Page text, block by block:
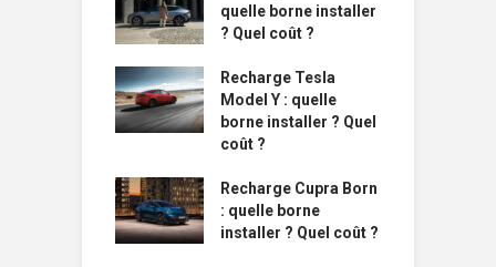
quelle borne installer
? Quel coût ?
Recharge Tesla
Model Y : quelle
borne installer ? Quel
coût ?
Recharge Cupra Born
: quelle borne
installer ? Quel coût ?